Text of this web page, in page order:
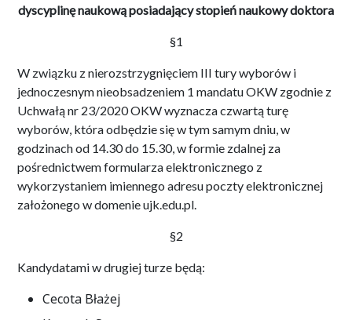
dyscyplinę naukową posiadający stopień naukowy doktora
§1
W związku z nierozstrzygnięciem III tury wyborów i
jednoczesnym nieobsadzeniem 1 mandatu OKW zgodnie z
Uchwałą nr 23/2020 OKW wyznacza czwartą turę
wyborów, która odbędzie się w tym samym dniu, w
godzinach od 14.30 do 15.30, w formie zdalnej za
pośrednictwem formularza elektronicznego z
wykorzystaniem imiennego adresu poczty elektronicznej
założonego w domenie ujk.edu.pl.
§2
Kandydatami w drugiej turze będą:
Cecota Błażej